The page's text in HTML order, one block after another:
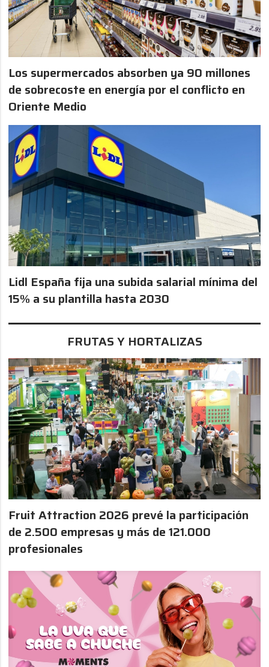
Los supermercados absorben ya 90 millones
de sobrecoste en energía por el conflicto en
Oriente Medio
Lidl España fija una subida salarial mínima del
15% a su plantilla hasta 2030
FRUTAS Y HORTALIZAS
Fruit Attraction 2026 prevé la participación
de 2.500 empresas y más de 121.000
profesionales